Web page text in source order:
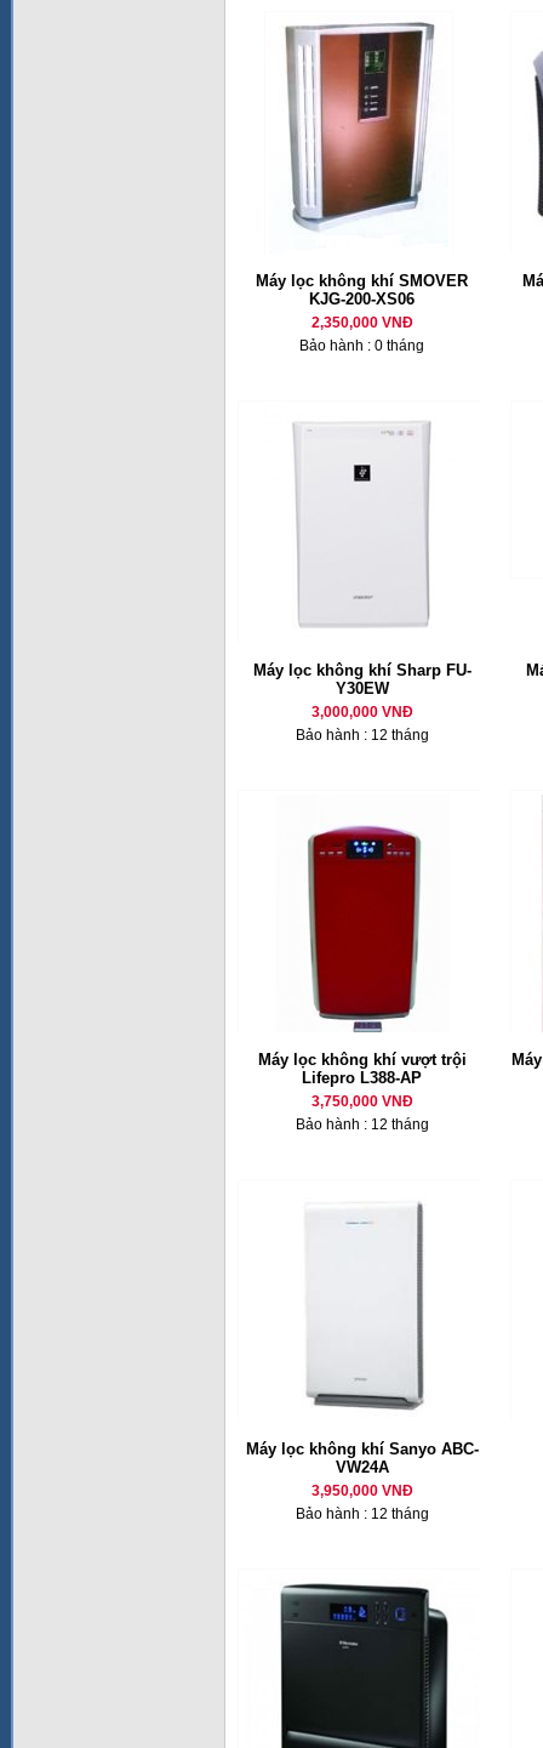
Máy lọc không khí SMOVER
KJG-200-XS06
2,350,000 VNĐ
Bảo hành : 0 tháng
Máy lọc không khí Sharp FU-
Y30EW
3,000,000 VNĐ
Bảo hành : 12 tháng
Máy lọc không khí vượt trội
Lifepro L388-AP
3,750,000 VNĐ
Bảo hành : 12 tháng
Máy lọc không khí Sanyo ABC-
VW24A
3,950,000 VNĐ
Bảo hành : 12 tháng